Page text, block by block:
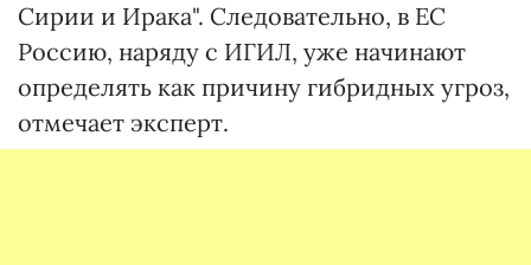
Сирии и Ирака". Следовательно, в ЕС
Россию, наряду с ИГИЛ, уже начинают
определять как причину гибридных угроз,
отмечает эксперт.